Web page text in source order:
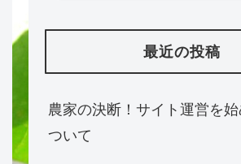
最近の投稿
農家の決断！サイト運営を
ついて